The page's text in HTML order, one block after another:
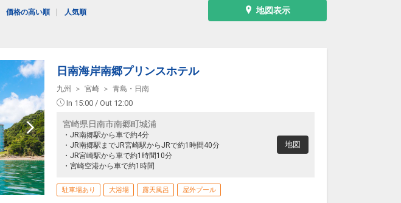
地図表示
価格の高い順 人気順
日南海岸南郷プリンスホテル
九州 宮崎 青島・日南
In 15:00 / Out 12:00
宮崎県日南市南郷町城浦
・JR南郷駅から車で約4分
・JR南郷駅までJR宮崎駅からJRで約1時間40分
・JR宮崎駅から車で約1時間10分
・宮崎空港から車で約1時間
地図
駐車場あり 大浴場 露天風呂 屋外プール